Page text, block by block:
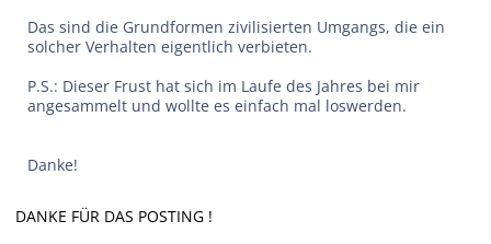
Das sind die Grundformen zivilisierten Umgangs, die ein
solcher Verhalten eigentlich verbieten.
P.S.: Dieser Frust hat sich im Laufe des Jahres bei mir
angesammelt und wollte es einfach mal loswerden.
Danke!
DANKE FÜR DAS POSTING !